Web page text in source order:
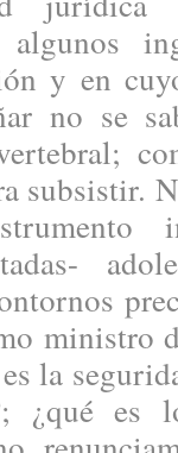
y en
no se
subsistir.
ministro
la
¿qué